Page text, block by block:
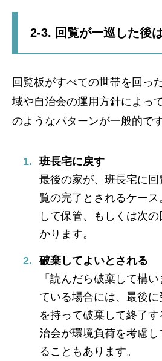
2-3. 回覧が一巡した後
回覧板がすべての世帯を回っ
域や自治会の運用方針によっ
のようなパターンが一般的です
班長宅に戻す
最後の家が、班長宅に
覧の完了とされるケー
して保管、もしくは次
かります。
破棄してよいとされる
「読んだら破棄して構
ている場合には、最後
を持って破棄して終了
治会が環境負荷を考慮
ることもあります。